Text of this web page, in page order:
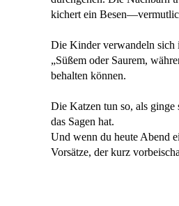
kichert ein
Die Kinder verwandeln sich
„Süßem oder Saurem,
behalten können.
Die Katzen tun so, als ginge
das Sagen hat.
Und wenn du heute Abend
Vorsätze, der kurz